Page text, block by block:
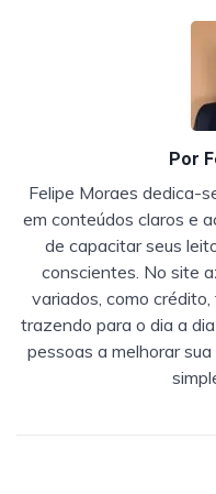
Por
Felipe Moraes dedica-
em conteúdos claros e
de capacitar seus
conscientes. No site
variados, como
trazendo para o dia a
pessoas a melhorar